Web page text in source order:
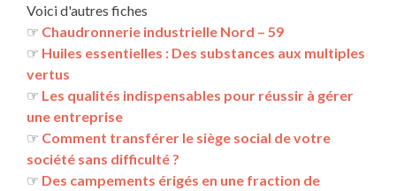
Voici d'autres fiches
☞ Chaudronnerie industrielle Nord – 59
☞ Huiles essentielles : Des substances aux multiples
vertus
☞ Les qualités indispensables pour réussir à gérer
une entreprise
☞ Comment transférer le siège social de votre
société sans difficulté ?
☞ Des campements érigés en une fraction de